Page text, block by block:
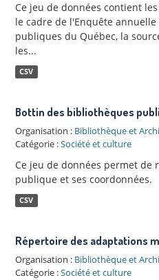
Ce jeu de données contient
le cadre de l'Enquête
publiques du Québec, la
les...
CSV
Bottin des bibliothèques
Organisation : Bibliothèque et
Catégorie :Société et culture
Ce jeu de données permet
publique et ses coordonnées.
CSV
Répertoire des adaptations
Organisation : Bibliothèque et
Catégorie :Société et culture